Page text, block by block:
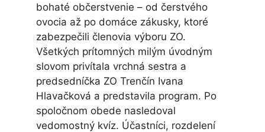
bohaté občerstvenie – od čerstvého
ovocia až po domáce zákusky, ktoré
zabezpečili členovia výboru ZO.
Všetkých prítomných milým úvodným
slovom privítala vrchná sestra a
predsedníčka ZO Trenčín Ivana
Hlavačková a predstavila program. Po
spoločnom obede nasledoval
vedomostný kvíz. Účastníci, rozdelení